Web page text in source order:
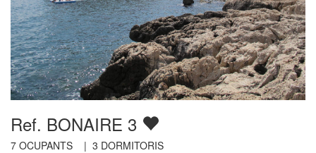
Ref. BONAIRE 3
7 OCUPANTS | 3 DORMITORIS